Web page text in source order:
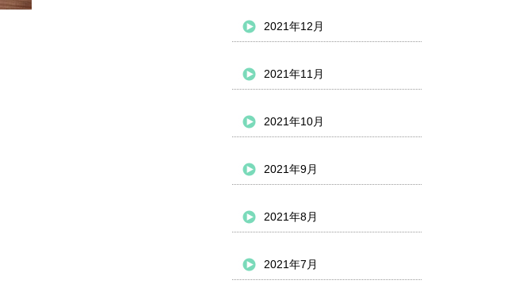
2021年12月
2021年11月
2021年10月
2021年9月
2021年8月
2021年7月